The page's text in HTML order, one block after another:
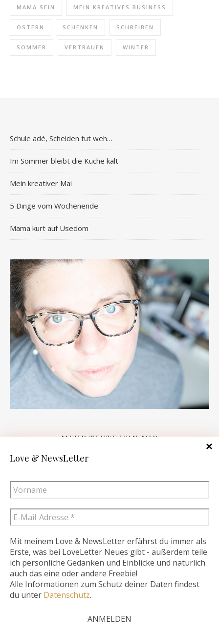
Love & NewsLetter
Mit meinem Love & NewsLetter erfährst du immer als
Erste, was bei LoveLetter Neues gibt - außerdem teile
ich persönliche Gedanken und Einblicke und natürlich
auch das eine oder andere Freebie!
Alle Informationen zum Schutz deiner Daten findest
du unter Datenschutz.
MAMA SEIN MEIN KREATIVES BUSINESS
OSTERN SCHENKEN SCHREIBEN
SOMMER VERTRAUEN WINTER
Schule adé, Scheiden tut weh…
Im Sommer bleibt die Küche kalt
Mein kreativer Mai
5 Dinge vom Wochenende
Mama kurt auf Usedom
MEHR TEXTE VON MIR
Nach Hause kommen
Wir – mit oder ohne Wunschkind
GottNaheGlücklich
Über mich aufMamaAbba
Eine fruchtbare Verbindung
Bibel kreativ aufJesus.de
Ashe Theme von WP Royal
Diese Website verwendet Cookies – nähere Informationen dazu
und zu Ihren Rechten als Benutzer finden Sie in meiner
Datenschutzerklärung. Klicken Sie auf „Ich stimme zu“, um
Ich stimme zu.